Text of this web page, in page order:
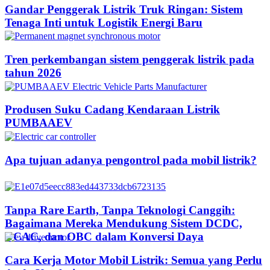
Gandar Penggerak Listrik Truk Ringan: Sistem
Tenaga Inti untuk Logistik Energi Baru
Tren perkembangan sistem penggerak listrik pada
tahun 2026
Produsen Suku Cadang Kendaraan Listrik
PUMBAAEV
Apa tujuan adanya pengontrol pada mobil listrik?
Tanpa Rare Earth, Tanpa Teknologi Canggih:
Bagaimana Mereka Mendukung Sistem DCDC,
DCAC, dan OBC dalam Konversi Daya
Cara Kerja Motor Mobil Listrik: Semua yang Perlu